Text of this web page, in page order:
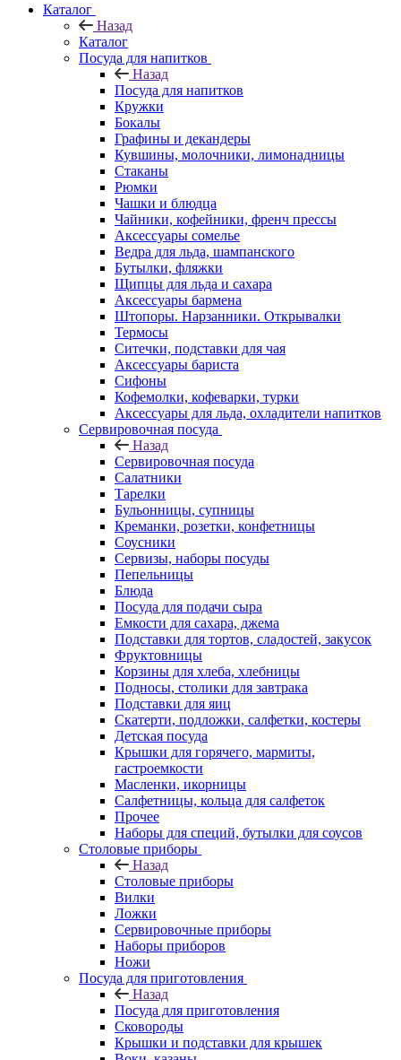
Каталог
Назад
Каталог
Посуда для напитков
Назад
Посуда для напитков
Кружки
Бокалы
Графины и декандеры
Кувшины, молочники, лимонадницы
Стаканы
Рюмки
Чашки и блюдца
Чайники, кофейники, френч прессы
Аксессуары сомелье
Ведра для льда, шампанского
Бутылки, фляжки
Щипцы для льда и сахара
Аксессуары бармена
Штопоры. Нарзанники. Открывалки
Термосы
Ситечки, подставки для чая
Аксессуары бариста
Сифоны
Кофемолки, кофеварки, турки
Аксессуары для льда, охладители напитков
Сервировочная посуда
Назад
Сервировочная посуда
Салатники
Тарелки
Бульонницы, супницы
Креманки, розетки, конфетницы
Соусники
Сервизы, наборы посуды
Пепельницы
Блюда
Посуда для подачи сыра
Емкости для сахара, джема
Подставки для тортов, сладостей, закусок
Фруктовницы
Корзины для хлеба, хлебницы
Подносы, столики для завтрака
Подставки для яиц
Скатерти, подложки, салфетки, костеры
Детская посуда
Крышки для горячего, мармиты,
гастроемкости
Масленки, икорницы
Салфетницы, кольца для салфеток
Прочее
Наборы для специй, бутылки для соусов
Столовые приборы
Назад
Столовые приборы
Вилки
Ложки
Сервировочные приборы
Наборы приборов
Ножи
Посуда для приготовления
Назад
Посуда для приготовления
Сковороды
Крышки и подставки для крышек